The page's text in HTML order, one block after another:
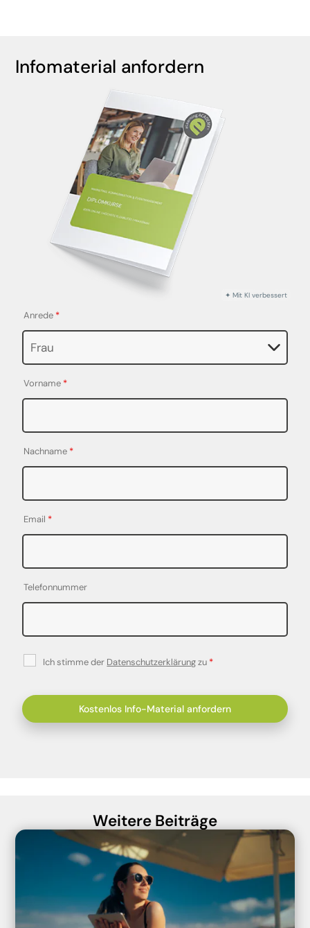
Infomaterial anfordern
Anrede *
Vorname *
Nachname *
Email *
Telefonnummer
Ich stimme der Datenschutzerklärungzu *
Weitere Beiträge